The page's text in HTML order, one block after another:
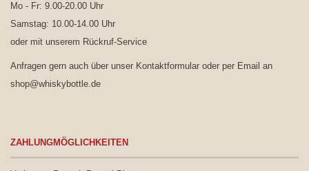
Mo - Fr: 9.00-20.00 Uhr
Samstag: 10.00-14.00 Uhr
oder mit unserem Rückruf-Service
Anfragen gern auch über unser Kontaktformular oder per Email an
shop@whiskybottle.de
ZAHLUNGMÖGLICHKEITEN